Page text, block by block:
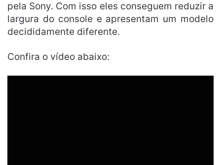
pela Sony. Com isso eles conseguem reduzir a
largura do console e apresentam um modelo
decididamente diferente.
Confira o vídeo abaixo: